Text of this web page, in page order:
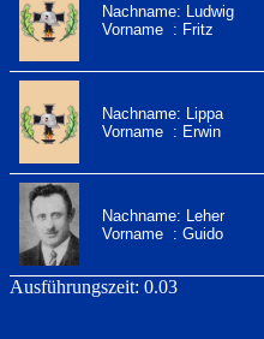
Nachname: Ludwig
Vorname : Fritz
Nachname: Lippa
Vorname : Erwin
Nachname: Leher
Vorname : Guido
Ausführungszeit: 0.03